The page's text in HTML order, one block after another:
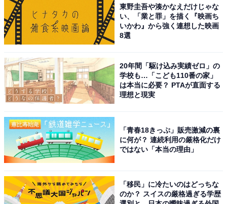
東野圭吾や湊かなえだけじゃな
い、「業と罪」を描く『映画ち
いかわ』から強く連想した映画
8選
20年間「駆け込み実績ゼロ」の
学校も…「こども110番の家」
は本当に必要？ PTAが直面する
理想と現実
「青春18きっぷ」販売激減の裏
に何が？ 連続利用の厳格化だけ
ではない「本当の理由」
「移民」に冷たいのはどっちな
のか？ スイスの厳格過ぎる学歴